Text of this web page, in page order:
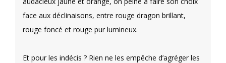
face aux déclinaisons, entre rouge dragon brillant,
rouge foncé et rouge pur lumineux.
Et pour les indécis ? Rien ne les empêche d’agréger les